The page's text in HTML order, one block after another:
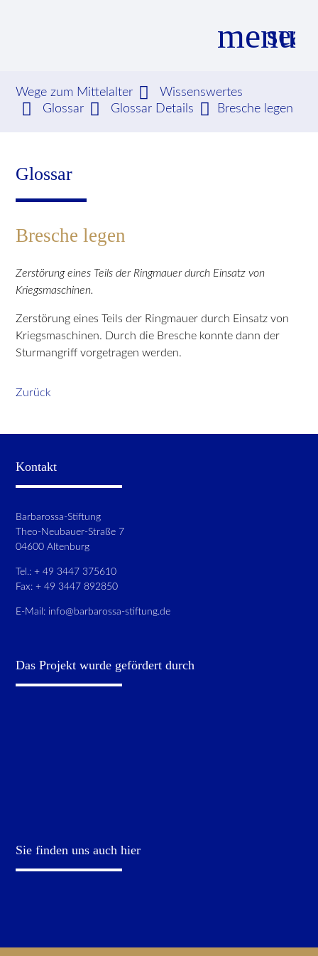
menu
Suchbegriffe SUCHEN
Wege zum Mittelalter
Wissenswertes
Glossar
Glossar Details Bresche legen
Glossar
Bresche legen
Zerstörung eines Teils der Ringmauer durch Einsatz von
Kriegsmaschinen.
Zerstörung eines Teils der Ringmauer durch Einsatz von
Kriegsmaschinen. Durch die Bresche konnte dann der
Sturmangriff vorgetragen werden.
Zurück
Kontakt
Barbarossa-Stiftung
Theo-Neubauer-Straße 7
04600 Altenburg
Tel.: + 49 3447 375610
Fax: + 49 3447 892850
E-Mail: info@barbarossa-stiftung.de
Das Projekt wurde gefördert durch
Sie finden uns auch hier